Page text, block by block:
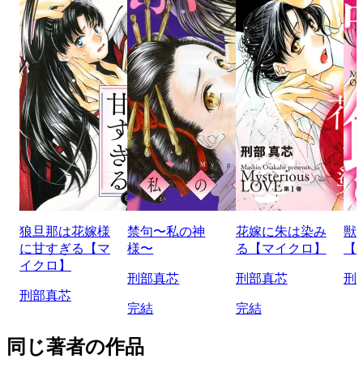
狼旦那は花嫁様
に甘すぎる【マ
イクロ】
刑部真芯
禁句〜私の神
様〜
刑部真芯
完結
花嫁に朱は染み
る【マイクロ】
刑部真芯
完結
獣
刑
同じ著者の作品